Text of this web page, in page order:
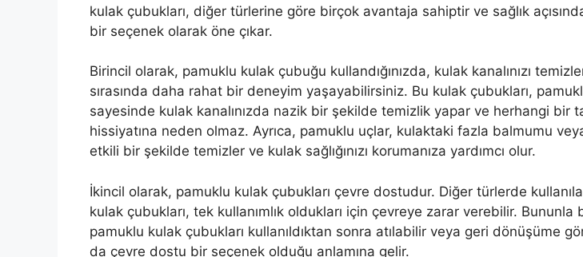
kulak çubukları, diğer türlerine göre birçok avantaja sahiptir ve sağlık
bir seçenek olarak öne çıkar.
Birincil olarak, pamuklu kulak çubuğu kullandığınızda, kulak kanalınızı
sırasında daha rahat bir deneyim yaşayabilirsiniz. Bu kulak çubukları,
sayesinde kulak kanalınızda nazik bir şekilde temizlik yapar ve herhangi bir
hissiyatına neden olmaz. Ayrıca, pamuklu uçlar, kulaktaki fazla balmumu
etkili bir şekilde temizler ve kulak sağlığınızı korumanıza yardımcı olur.
İkincil olarak, pamuklu kulak çubukları çevre dostudur. Diğer türlerde
kulak çubukları, tek kullanımlık oldukları için çevreye zarar verebilir. Bununla
pamuklu kulak çubukları kullanıldıktan sonra atılabilir veya geri dönüşüme
da çevre dostu bir seçenek olduğu anlamına gelir.